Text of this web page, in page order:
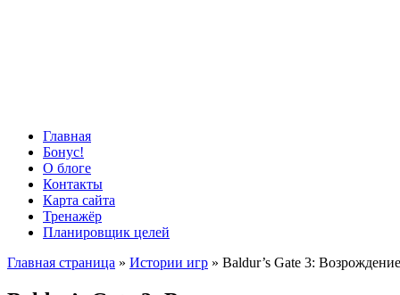
Главная
Бонус!
О блоге
Контакты
Карта сайта
Тренажёр
Планировщик целей
Главная страница » Истории игр » Baldur’s Gate 3: